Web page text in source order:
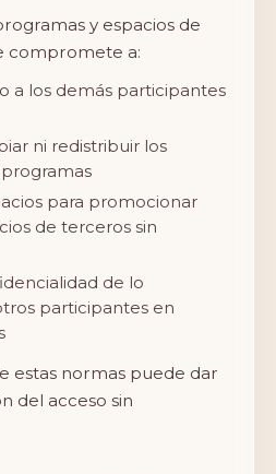
y espacios de
compromete a:
a los demás participantes
ni redistribuir los
para promocionar
de terceros sin
de lo
participantes en
estas normas puede dar
del acceso sin